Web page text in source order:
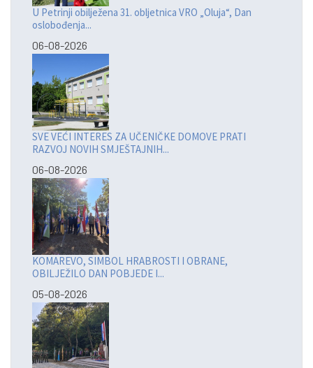
U Petrinji obilježena 31. obljetnica VRO „Oluja“, Dan
oslobođenja...
06-08-2026
SVE VEĆI INTERES ZA UČENIČKE DOMOVE PRATI
RAZVOJ NOVIH SMJEŠTAJNIH...
06-08-2026
KOMAREVO, SIMBOL HRABROSTI I OBRANE,
OBILJEŽILO DAN POBJEDE I...
05-08-2026